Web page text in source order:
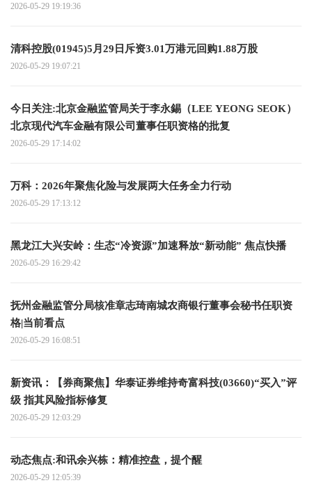
2026-05-29 19:19:36
清科控股(01945)5月29日斥资3.01万港元回购1.88万股
2026-05-29 19:07:21
今日关注:北京金融监管局关于李永錫（LEE YEONG SEOK）
北京现代汽车金融有限公司董事任职资格的批复
2026-05-29 17:14:02
万科：2026年聚焦化险与发展两大任务全力行动
2026-05-29 17:13:12
黑龙江大兴安岭：生态“冷资源”加速释放“新动能” 焦点快播
2026-05-29 16:29:42
抚州金融监管分局核准章志琦南城农商银行董事会秘书任职资
格|当前看点
2026-05-29 16:08:51
新资讯：【券商聚焦】华泰证券维持奇富科技(03660)“买入”评
级 指其风险指标修复
2026-05-29 12:03:29
动态焦点:和讯余兴栋：精准控盘，提个醒
2026-05-29 12:05:39